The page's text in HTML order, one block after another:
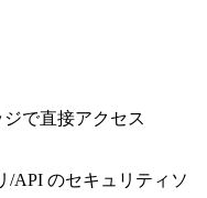
で直接アクセス
/API のセキュリティソ